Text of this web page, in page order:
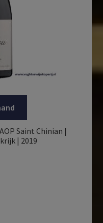
Saint Chinian |
| 2019